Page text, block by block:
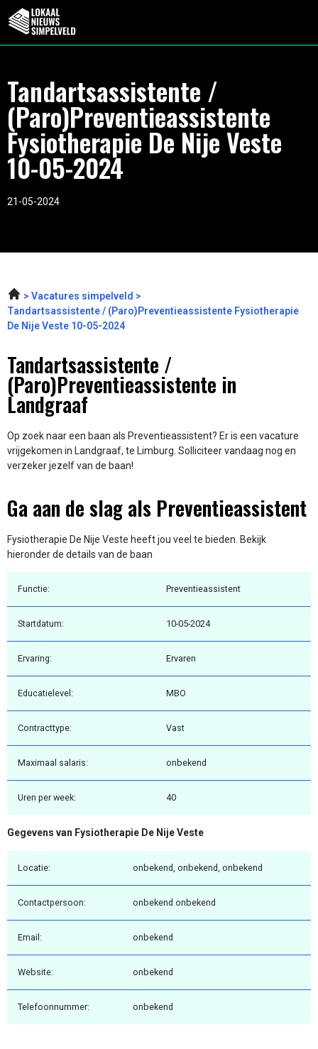
Tandartsassistente /
(Paro)Preventieassistente
Fysiotherapie De Nije Veste
10-05-2024
21-05-2024
Vacatures simpelveld
Tandartsassistente / (Paro)Preventieassistente Fysiotherapie
De Nije Veste 10-05-2024
Tandartsassistente /
(Paro)Preventieassistente in
Landgraaf
Op zoek naar een baan als Preventieassistent? Er is een vacature
vrijgekomen in Landgraaf, te Limburg. Solliciteer vandaag nog en
verzeker jezelf van de baan!
Ga aan de slag als Preventieassistent
Fysiotherapie De Nije Veste heeft jou veel te bieden. Bekijk
hieronder de details van de baan
Functie: Preventieassistent
Startdatum: 10-05-2024
Ervaring: Ervaren
Educatielevel: MBO
Contracttype: Vast
Maximaal salaris: onbekend
Uren per week: 40
Gegevens van Fysiotherapie De Nije Veste
Locatie: onbekend, onbekend, onbekend
Contactpersoon: onbekend onbekend
Email: onbekend
Website: onbekend
Telefoonnummer: onbekend